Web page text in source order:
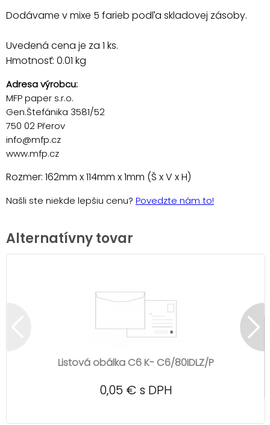
Dodávame v mixe 5 farieb podľa skladovej zásoby.
Uvedená cena je za 1 ks.
Hmotnosť: 0.01 kg
Adresa výrobcu:
MFP paper s.r.o.
Gen.Štefánika 3581/52
750 02 Přerov
info@mfp.cz
www.mfp.cz
Rozmer: 162mm x 114mm x 1mm (Š x V x H)
Našli ste niekde lepšiu cenu? Povedzte nám to!
Alternatívny tovar
Listová obálka C6 K- C6/80IDLZ/P
0,05 € s DPH